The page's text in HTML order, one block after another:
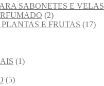
SABONETES E VELAS
(2)
E FRUTAS (17)
(1)
(5)